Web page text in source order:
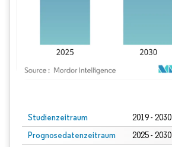
Studienzeitraum 2019 - 2030
Prognosedatenzeitraum 2025 - 2030